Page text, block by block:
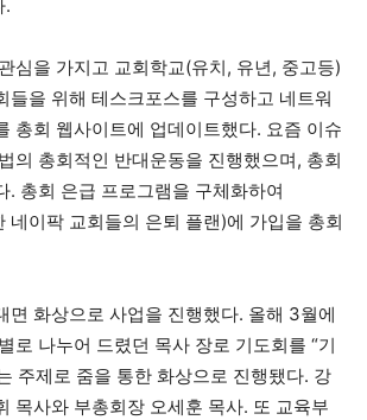
.
심을 가지고 교회학교(유치, 유년, 중고등)
들을 위해 테스크포스를 구성하고 네트워
총회 웹사이트에 업데이트했다. 요즘 이슈
의 총회적인 반대운동을 진행했으며, 총회
. 총회 은급 프로그램을 구체화하여
네이팍 교회들의 은퇴 플랜)에 가입을 총회
면 화상으로 사업을 진행했다. 올해 3월에
로 나누어 드렸던 목사 장로 기도회를 “기
주제로 줌을 통한 화상으로 진행됐다. 강
목사와 부총회장 오세훈 목사. 또 교육부